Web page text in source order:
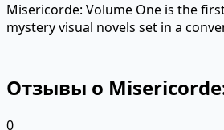
Misericorde: Volume One is the
mystery visual novels set in a
Отзывы о
0